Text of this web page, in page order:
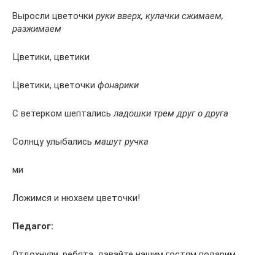
Выросли цветочки руки вверх, кулачки сжимаем,
разжимаем
Цветики, цветики
Цветики, цветочки фонарики
С ветерком шепталисьладошки трем друг о друга
Солнцу улыбались машут ручка
ми
Ложимся и нюхаем цветочки!
Педагог: